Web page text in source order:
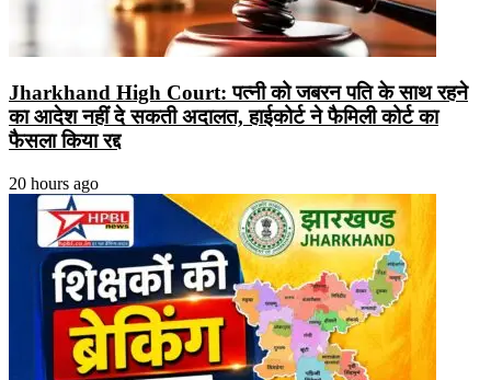
Jharkhand High Court: पत्नी को जबरन पति के साथ रहने
का आदेश नहीं दे सकती अदालत, हाईकोर्ट ने फैमिली कोर्ट का
फैसला किया रद्द
20 hours ago